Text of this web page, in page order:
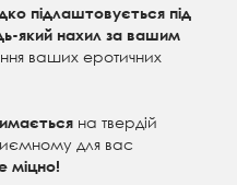
підлаштовується під
який нахил за вашим
ваших еротичних
на твердій
для вас
міцно!